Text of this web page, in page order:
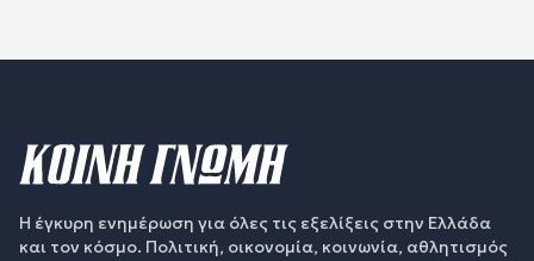
Η έγκυρη ενημέρωση για όλες τις εξελίξεις στην Ελλάδα
και τον κόσμο. Πολιτική, οικονομία, κοινωνία, αθλητισμός